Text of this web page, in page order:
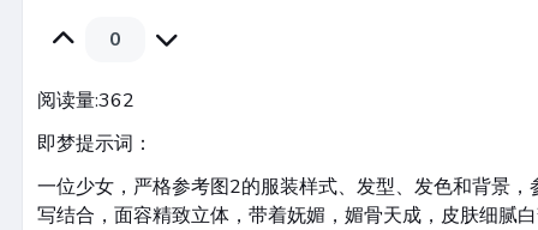
0
阅读量:362
即梦提示词：
一位少女，严格参考图2的服装样式、发型、发色和背景
写结合，面容精致立体，带着妩媚，媚骨天成，皮肤细腻